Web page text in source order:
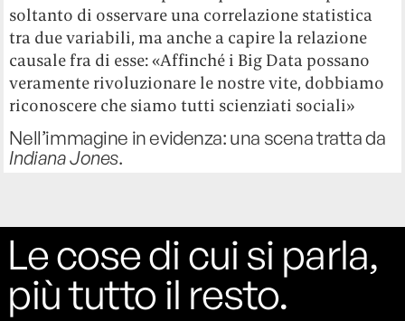
soltanto di osservare una correlazione statistica
tra due variabili, ma anche a capire la relazione
causale fra di esse: «Affinché i Big Data possano
veramente rivoluzionare le nostre vite, dobbiamo
riconoscere che siamo tutti scienziati sociali»
Nell’immagine in evidenza: una scena tratta da
Indiana Jones.
Le cose di cui si parla,
più tutto il resto.